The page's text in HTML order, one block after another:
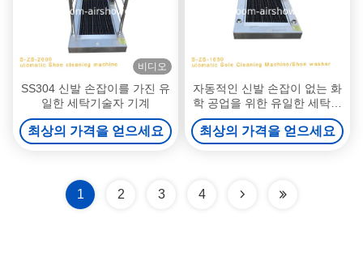
비디오
SS304 신발 손잡이를 가진 유
일한 세탁기술자 기계
최상의 가격을 얻으세요
자동적인 신발 손잡이 없는 화
학 공업을 위한 유일한 세탁기
술자 기계
최상의 가격을 얻으세요
1 2 3 4